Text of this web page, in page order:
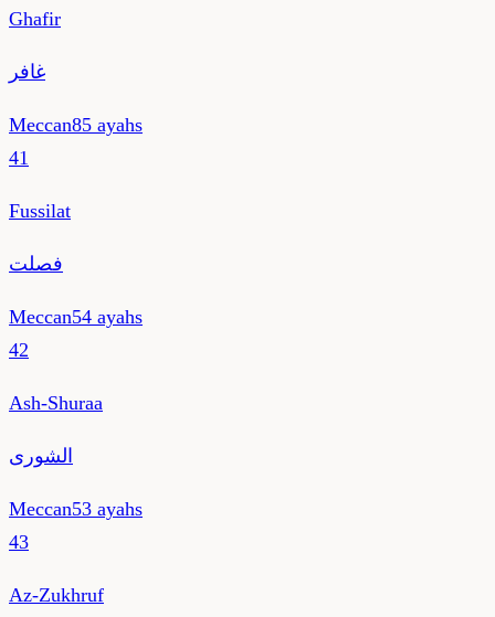
Ghafir
غافر
Meccan85 ayahs
41
Fussilat
فصلت
Meccan54 ayahs
42
Ash-Shuraa
الشورى
Meccan53 ayahs
43
Az-Zukhruf